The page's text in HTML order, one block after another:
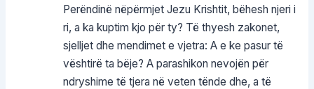
Perëndinë nëpërmjet Jezu Krishtit, bëhesh njeri i
ri, a ka kuptim kjo për ty? Të thyesh zakonet,
sjelljet dhe mendimet e vjetra: A e ke pasur të
vështirë ta bëje? A parashikon nevojën për
ndryshime të tjera në veten tënde dhe, a të